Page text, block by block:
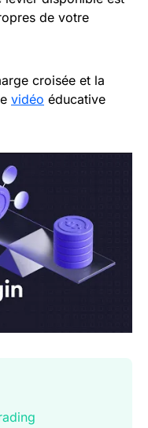
de votre
croisée et la
vidéo éducative